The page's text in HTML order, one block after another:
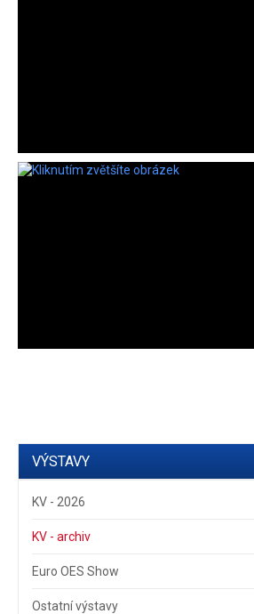
VÝSTAVY
KV - 2026
KV - archiv
Euro OES Show
Ostatní výstavy